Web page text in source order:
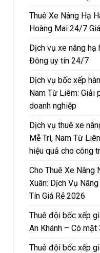
Thuê Xe Nâng Hạ
Hoàng Mai 24/7
Dịch vụ xe nâng hạ
Đông uy tín 24/7
Dịch vụ bốc xếp
Nam Từ Liêm: Giải
doanh nghiệp
Dịch vụ thuê xe
Mễ Trì, Nam Từ
hiệu quả cho công
Cho Thuê Xe Nâng
Xuân: Dịch Vụ
Tín Giá Rẻ 2026
Thuê đội bốc xếp
An Khánh – Có mặt
Thuê đội bốc xếp